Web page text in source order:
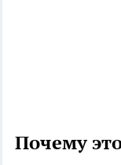
Почему